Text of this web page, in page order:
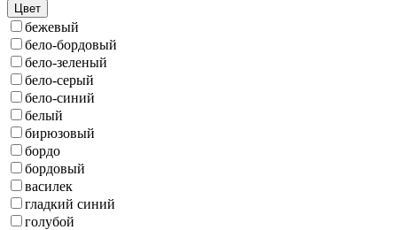
Цвет
бежевый
бело-бордовый
бело-зеленый
бело-серый
бело-синий
белый
бирюзовый
бордо
бордовый
василек
гладкий синий
голубой